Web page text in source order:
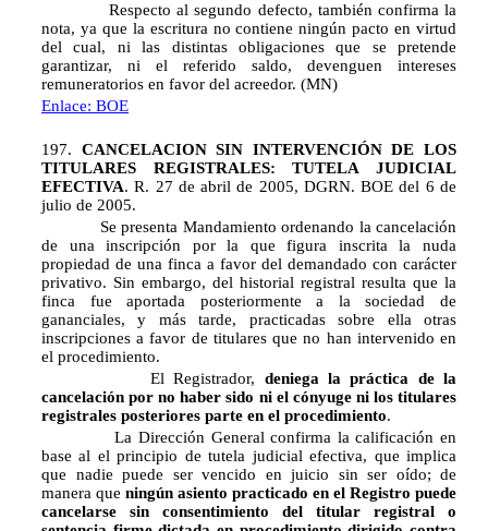
Respecto al segundo defecto, también confirma la
nota, ya que la escritura no contiene ningún pacto en virtud
del cual, ni las distintas obligaciones que se pretende
garantizar, ni el referido saldo, devenguen intereses
remuneratorios en favor del acreedor. (MN)
Enlace: BOE
197. CANCELACION SIN INTERVENCIÓN DE LOS
TITULARES REGISTRALES: TUTELA JUDICIAL
EFECTIVA. R. 27 de abril de 2005, DGRN. BOE del 6 de
julio de 2005.
Se presenta Mandamiento ordenando la cancelación
de una inscripción por la que figura inscrita la nuda
propiedad de una finca a favor del demandado con carácter
privativo. Sin embargo, del historial registral resulta que la
finca fue aportada posteriormente a la sociedad de
gananciales, y más tarde, practicadas sobre ella otras
inscripciones a favor de titulares que no han intervenido en
el procedimiento.
El Registrador, deniega la práctica de la
cancelación por no haber sido ni el cónyuge ni los titulares
registrales posteriores parte en el procedimiento.
La Dirección General confirma la calificación en
base al el principio de tutela judicial efectiva, que implica
que nadie puede ser vencido en juicio sin ser oído; de
manera que ningún asiento practicado en el Registro puede
cancelarse sin consentimiento del titular registral o